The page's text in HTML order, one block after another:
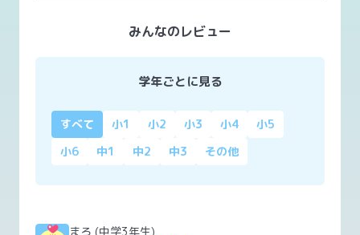
みんなのレビュー
学年ごとに見る
すべて 小1 小2 小3 小4
小5
小6
中1 中2 中3 その他
まろ (中学3年生)